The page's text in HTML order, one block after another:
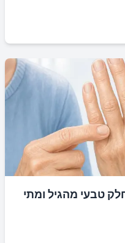
טבעי מהגיל ומתי